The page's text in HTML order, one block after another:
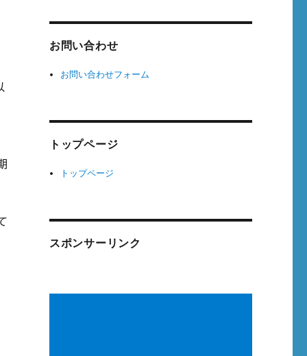
お問い合わせ
お問い合わせフォーム
トップページ
トップページ
スポンサーリンク